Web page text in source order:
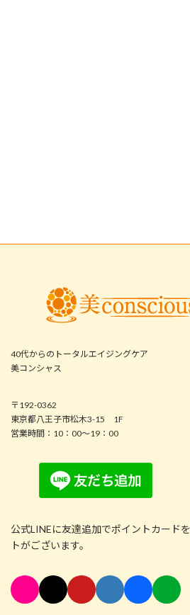
40代からのトータルエイジングケア
美コンシャス
〒192-0362
東京都八王子市松木3-15 1F
営業時間：10：00～19：00
公式LINEに友達追加でポイントカード
トがございます。